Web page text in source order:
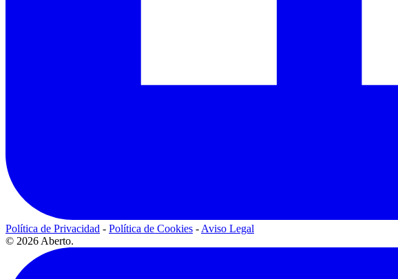
Política de Privacidad - Política de Cookies -Aviso Legal
© 2026 Aberto.